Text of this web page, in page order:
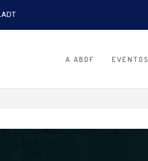
A ABDF EVENTOS
DE PESQUISA IFA LATAM 2027